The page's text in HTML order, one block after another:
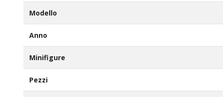
Modello
Anno
Minifigure
Pezzi